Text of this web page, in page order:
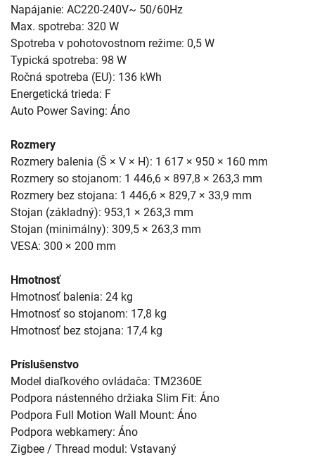
Napájanie: AC220-240V~ 50/60Hz
Max. spotreba: 320 W
Spotreba v pohotovostnom režime: 0,5 W
Typická spotreba: 98 W
Ročná spotreba (EU): 136 kWh
Energetická trieda: F
Auto Power Saving: Áno
Rozmery
Rozmery balenia (Š × V × H): 1 617 × 950 × 160 mm
Rozmery so stojanom: 1 446,6 × 897,8 × 263,3 mm
Rozmery bez stojana: 1 446,6 × 829,7 × 33,9 mm
Stojan (základný): 953,1 × 263,3 mm
Stojan (minimálny): 309,5 × 263,3 mm
VESA: 300 × 200 mm
Hmotnosť
Hmotnosť balenia: 24 kg
Hmotnosť so stojanom: 17,8 kg
Hmotnosť bez stojana: 17,4 kg
Príslušenstvo
Model diaľkového ovládača: TM2360E
Podpora nástenného držiaka Slim Fit: Áno
Podpora Full Motion Wall Mount: Áno
Podpora webkamery: Áno
Zigbee / Thread modul: Vstavaný